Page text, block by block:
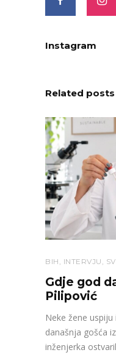
Instagram
Related
BIH , INTERVJU ,
Gdje god
Pilipović
Neke žene
današnja gošća
inženjerka